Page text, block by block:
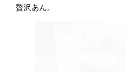
贅沢あん。